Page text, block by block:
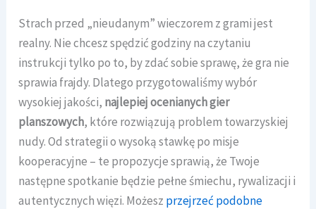
Strach przed „nieudanym” wieczorem z grami jest
realny. Nie chcesz spędzić godziny na czytaniu
instrukcji tylko po to, by zdać sobie sprawę, że gra nie
sprawia frajdy. Dlatego przygotowaliśmy wybór
wysokiej jakości, najlepiej ocenianych gier
planszowych, które rozwiązują problem towarzyskiej
nudy. Od strategii o wysoką stawkę po misje
kooperacyjne – te propozycje sprawią, że Twoje
następne spotkanie będzie pełne śmiechu, rywalizacji i
autentycznych więzi. Możesz przejrzeć podobne